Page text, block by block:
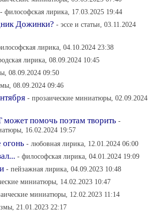
- философская лирика, 17.03.2025 19:44
Дожинки? - эссе и статьи, 03.11.2024
лирика, 04.10.2024 23:38
лирика, 08.09.2024 10:45
08.09.2024 09:50
08.09.2024 09:46
- прозаические миниатюры, 02.09.2024
может помочь поэтам творить -
16.02.2024 19:57
огонь - любовная лирика, 12.01.2024 06:00
- философская лирика, 04.01.2024 19:09
- пейзажная лирика, 04.09.2023 10:48
миниатюры, 14.02.2023 10:47
миниатюры, 12.02.2023 11:14
21.01.2023 22:17